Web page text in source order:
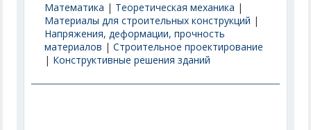
Математика | Теоретическая механика |
Материалы для строительных конструкций |
Напряжения, деформации, прочность
материалов |Строительное проектирование
| Конструктивные решения зданий